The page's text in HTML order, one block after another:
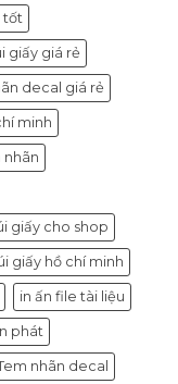
tốt
giấy giá rẻ
decal giá rẻ
minh
nhãn
giấy cho shop
giấy hồ chí minh
in ấn file tài liệu
phát
nhãn decal